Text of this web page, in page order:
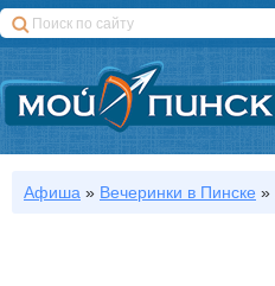
Афиша » Вечеринки в Пинске »